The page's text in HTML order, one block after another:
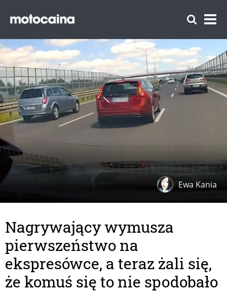
Ewa Kania
Nagrywający wymusza
pierwszeństwo na
ekspresówce, a teraz żali się,
że komuś się to nie spodobało